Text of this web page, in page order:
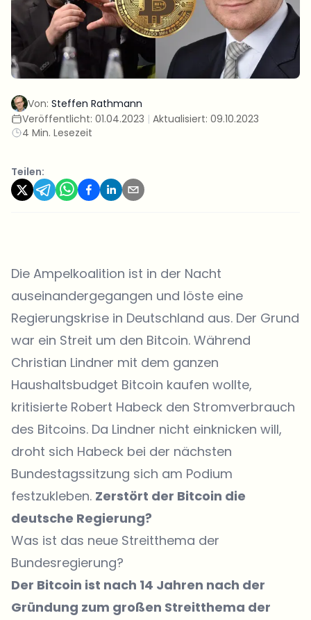
Von: Steffen Rathmann
Veröffentlicht: 01.04.2023 | Aktualisiert: 09.10.2023
4 Min. Lesezeit
Teilen:
Die Ampelkoalition ist in der Nacht
auseinandergegangen und löste eine
Regierungskrise in Deutschland aus. Der Grund
war ein Streit um den Bitcoin. Während
Christian Lindner mit dem ganzen
Haushaltsbudget Bitcoin kaufen wollte,
kritisierte Robert Habeck den Stromverbrauch
des Bitcoins. Da Lindner nicht einknicken will,
droht sich Habeck bei der nächsten
Bundestagssitzung sich am Podium
festzukleben. Zerstört der Bitcoin die
deutsche Regierung?
Was ist das neue Streitthema der
Bundesregierung?
Der Bitcoin ist nach 14 Jahren nach der
Gründung zum großen Streitthema der